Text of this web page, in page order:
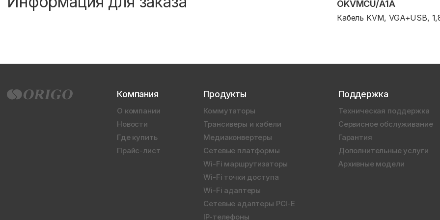
OKVMCU/A1A
Кабель KVM, VGA+USB,
Компания
О компании
Новости
Где купить
Прайс-лист
Продукты
Коммутаторы
Трансиверы и кабели
Медиаконвертеры
Сетевые платформы
Wi-Fi маршрутизаторы
Wi-Fi точки доступа
Wi-Fi адаптеры
Сетевые адаптеры PCI-E
IP-телефоны
Поддержка
Техническая поддержка
Сервисное обслуживание
Гарантия
Дополнительные услуги
Архивные модели